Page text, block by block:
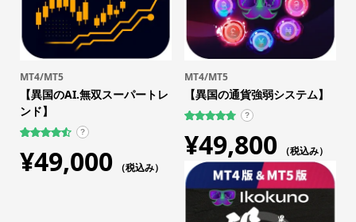
MT4/MT5
【異国のAI.無双スーパートレ
ンド】
者評価に
基づく5段
?
¥49,000 （税込み）
MT4/MT5
【異国の通貨強弱システム】
評価に基づ
く5段階評
価のうち、
4.75
?
¥49,800 （税込み）